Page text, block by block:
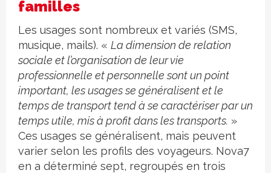
familles
Les usages sont nombreux et variés (SMS,
musique, mails). « La dimension de relation
sociale et l’organisation de leur vie
professionnelle et personnelle sont un point
important, les usages se généralisent et le
temps de transport tend à se caractériser par un
temps utile, mis à profit dans les transports. »
Ces usages se généralisent, mais peuvent
varier selon les profils des voyageurs. Nova7
en a déterminé sept, regroupés en trois